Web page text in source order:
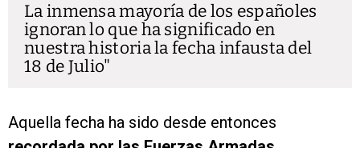
La inmensa mayoría de los españoles
ignoran lo que ha significado en
nuestra historia la fecha infausta del
18 de Julio
Aquella fecha ha sido desde entonces